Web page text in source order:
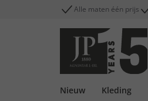
Alle maten één prijs
Nieuw Kleding